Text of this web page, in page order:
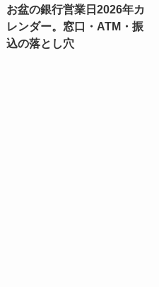
お盆の銀行営業日2026年カ
レンダー。窓口・ATM・振
込の落とし穴